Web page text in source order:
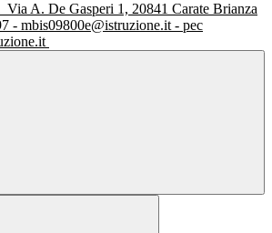
Via A. De Gasperi 1, 20841 Carate Brianza
- mbis09800e@istruzione.it - pec